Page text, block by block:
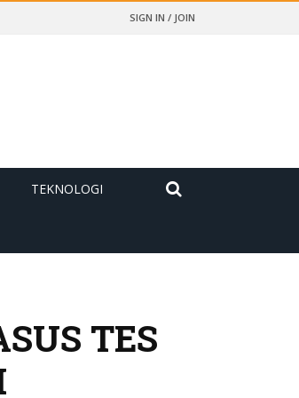
SIGN IN / JOIN
TEKNOLOGI
TES